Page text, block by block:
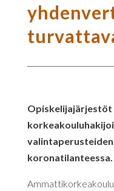
Opiskelijajärjestöt
koronatilanteessa.